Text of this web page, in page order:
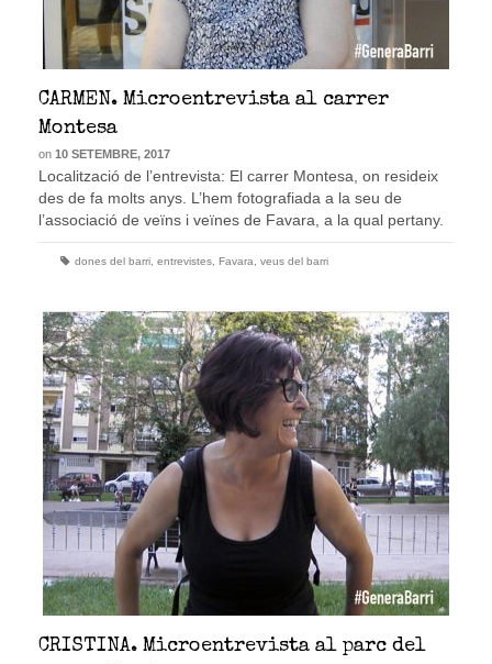
CARMEN. Microentrevista al carrer
Montesa
on 10 SETEMBRE, 2017
Localització de l’entrevista: El carrer Montesa, on resideix
des de fa molts anys. L’hem fotografiada a la seu de
l’associació de veïns i veïnes de Favara, a la qual pertany.
dones del barri entrevistes Favara veus del barri
CRISTINA. Microentrevista al parc del